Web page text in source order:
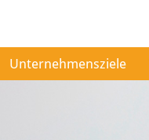
Unternehmensziele